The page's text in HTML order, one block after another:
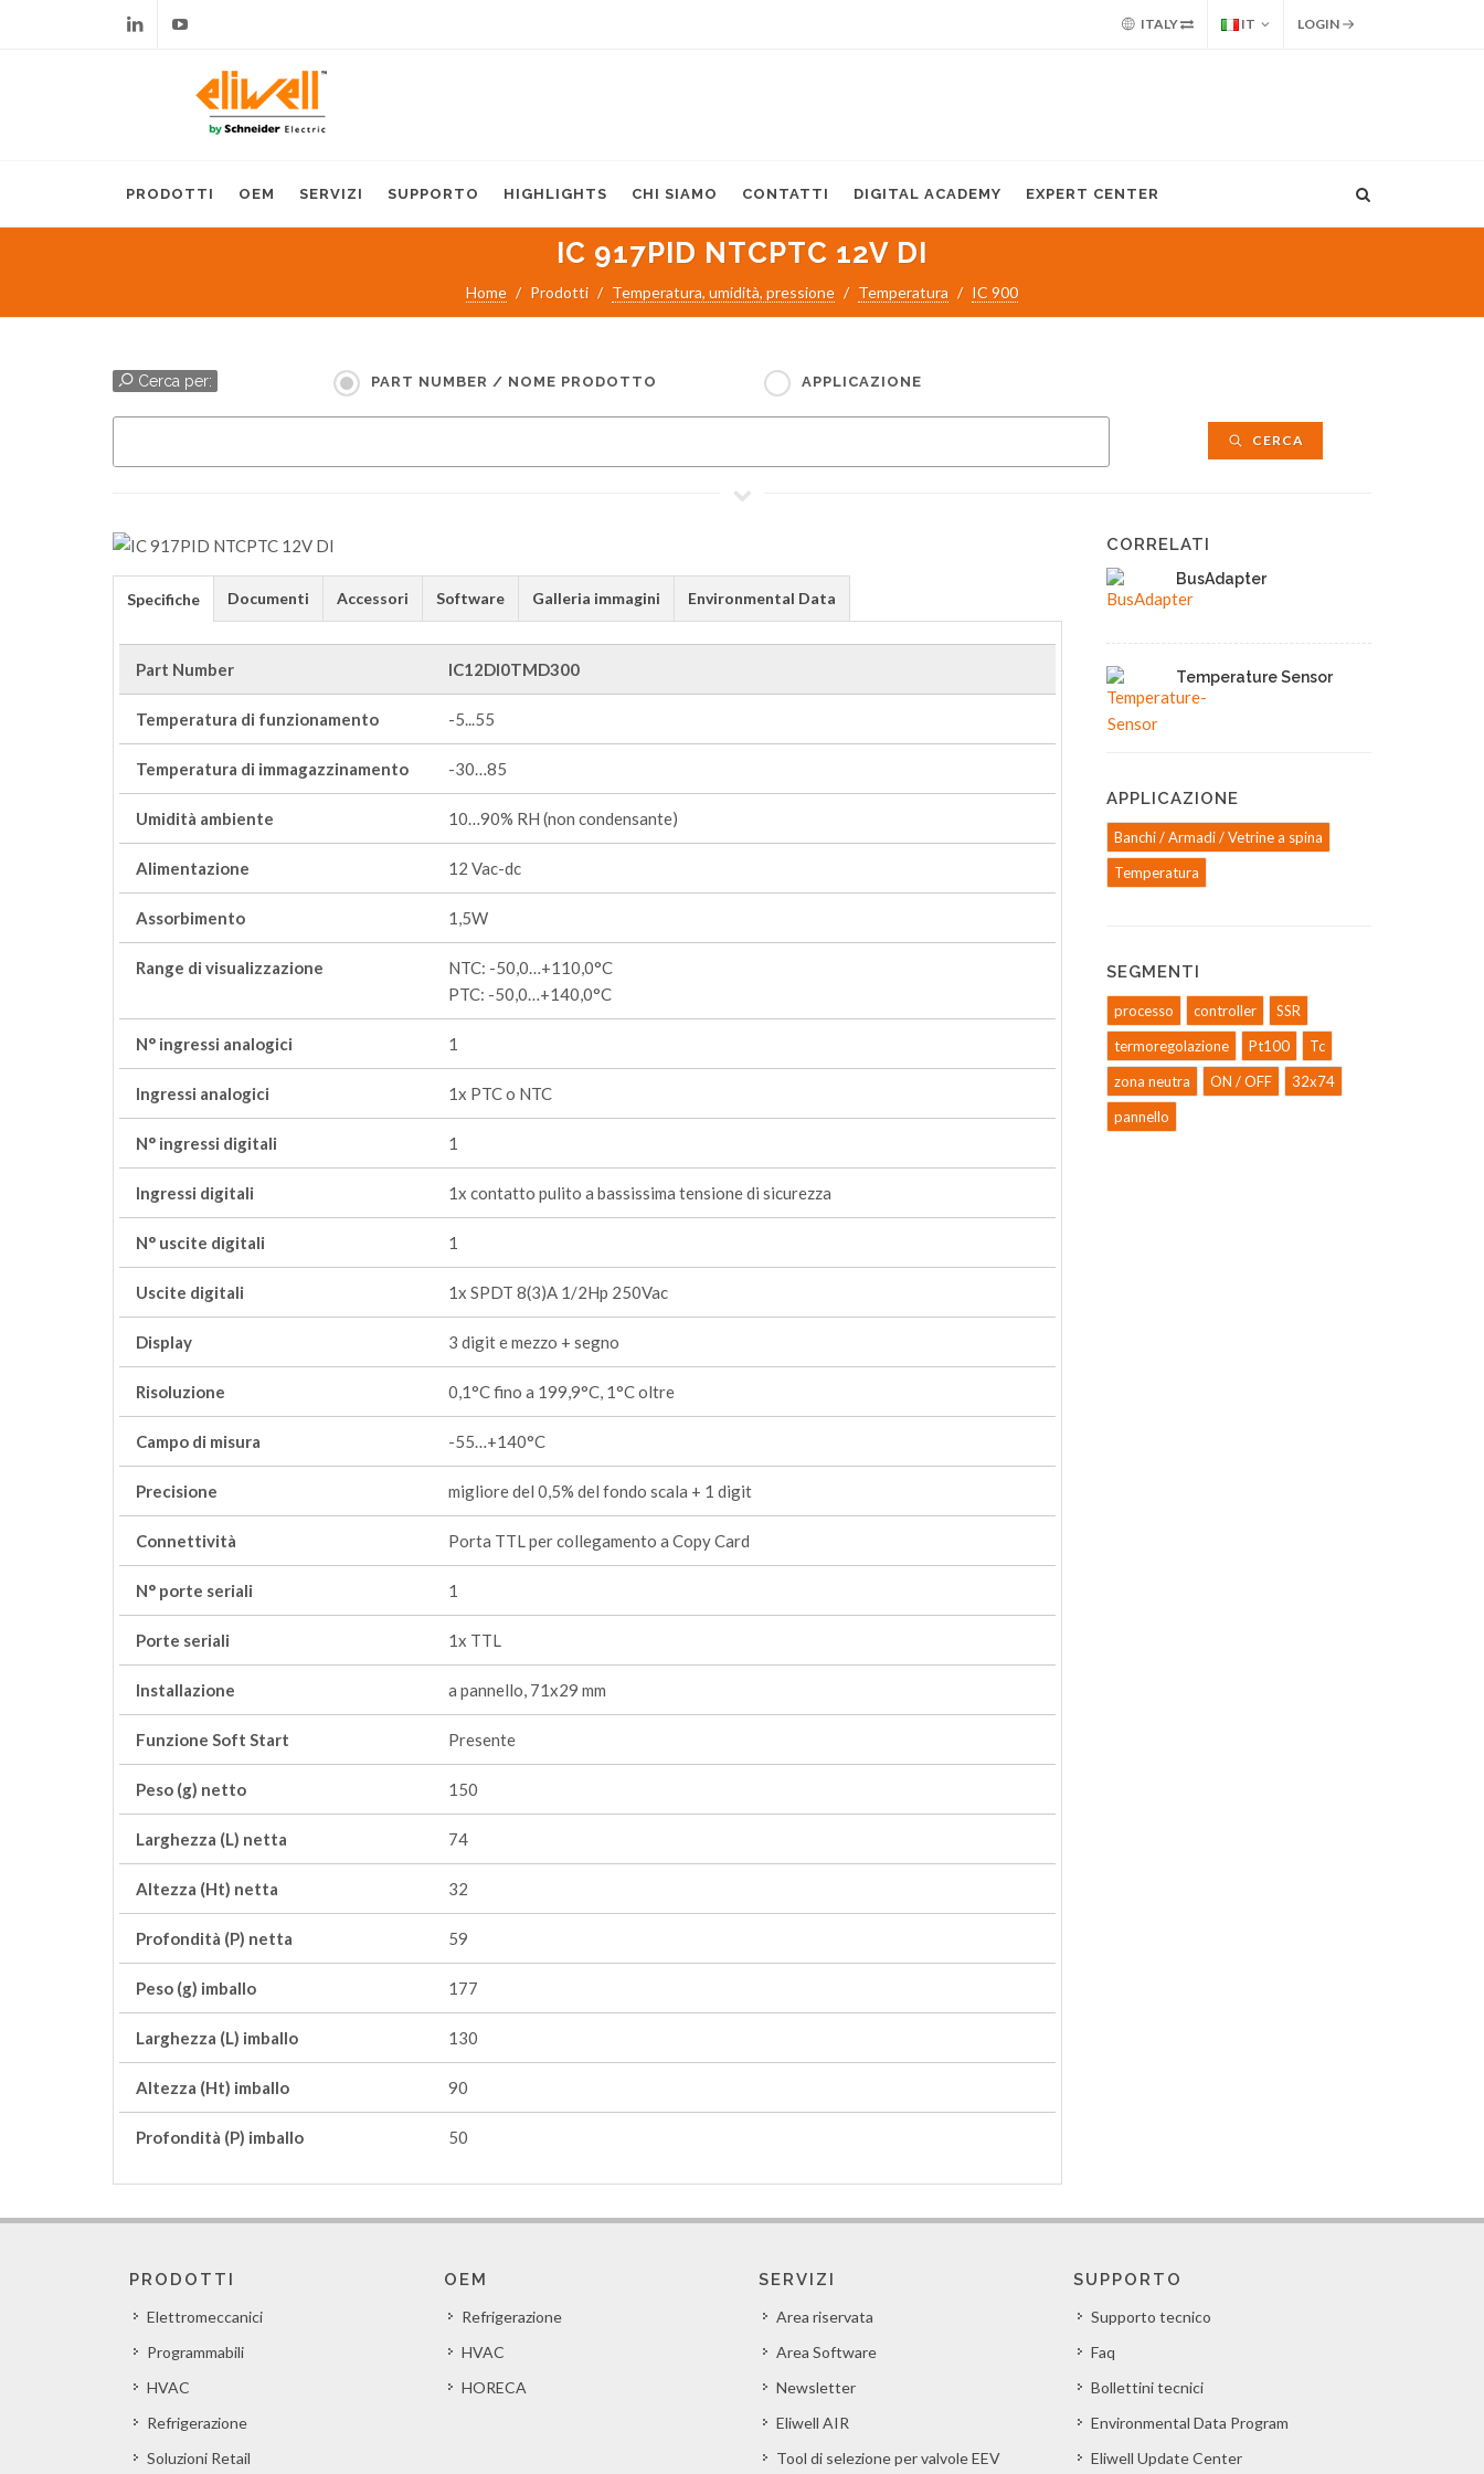
ITALY IT LOGIN
PRODOTTI OEM SERVIZI SUPPORTO HIGHLIGHTS CHI SIAMO CONTATTI DIGITAL ACADEMY EXPERT CENTER
IC 917PID NTCPTC 12V DI
Home Prodotti Temperatura, umidità, pressione Temperatura IC 900
Cerca per: PART NUMBER / NOME PRODOTTO APPLICAZIONE
CERCA
Specifiche Documenti Accessori Software Galleria immagini Environmental Data
Part Number IC12DI0TMD300
Temperatura di funzionamento -5...55
Temperatura di immagazzinamento -30…85
Umidità ambiente 10…90% RH (non condensante)
Alimentazione 12 Vac-dc
Assorbimento 1,5W
Range di visualizzazione
NTC: -50,0…+110,0°C
PTC: -50,0…+140,0°C
N° ingressi analogici 1
Ingressi analogici 1x PTC o NTC
N° ingressi digitali 1
Ingressi digitali 1x contatto pulito a bassissima tensione di sicurezza
N° uscite digitali 1
Uscite digitali 1x SPDT 8(3)A 1/2Hp 250Vac
Display 3 digit e mezzo + segno
Risoluzione 0,1°C fino a 199,9°C, 1°C oltre
Campo di misura -55…+140°C
Precisione migliore del 0,5% del fondo scala + 1 digit
Connettività Porta TTL per collegamento a Copy Card
N° porte seriali 1
Porte seriali 1x TTL
Installazione a pannello, 71x29 mm
Funzione Soft Start Presente
Peso (g) netto 150
Larghezza (L) netta 74
Altezza (Ht) netta 32
Profondità (P) netta 59
Peso (g) imballo 177
Larghezza (L) imballo 130
Altezza (Ht) imballo 90
Profondità (P) imballo 50
CORRELATI
BusAdapter
Temperature Sensor
APPLICAZIONE
Banchi / Armadi / Vetrine a spina
Temperatura
SEGMENTI
processo controller
SSR
termoregolazione
Pt100
Tc
zona neutra
ON / OFF
32x74
pannello
PRODOTTI
Elettromeccanici
Programmabili
HVAC
Refrigerazione
Soluzioni Retail
OEM
Refrigerazione
HVAC
HORECA
SERVIZI
Area riservata
Area Software
Newsletter
Eliwell AIR
Tool di selezione per valvole EEV
SUPPORTO
Supporto tecnico
Faq
Bollettini tecnici
Environmental Data Program
Eliwell Update Center